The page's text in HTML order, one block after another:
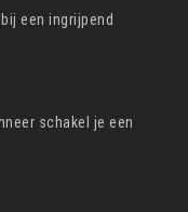
een ingrijpend
schakel je een